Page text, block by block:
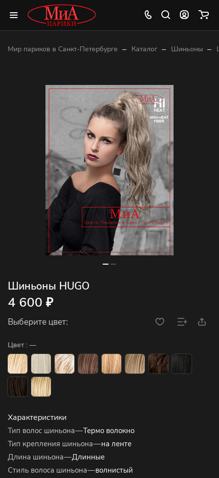
Мир париков в Санкт-Петербурге – Каталог – Шиньоны –
Шиньоны HUGO
4 600 ₽
Выберите цвет:
Цвет : —
Характеристики
Тип волос шиньона—Термо волокно
Тип крепления шиньона—на ленте
Длина шиньона—Длинные
Стиль волоса шиньона—волнистый